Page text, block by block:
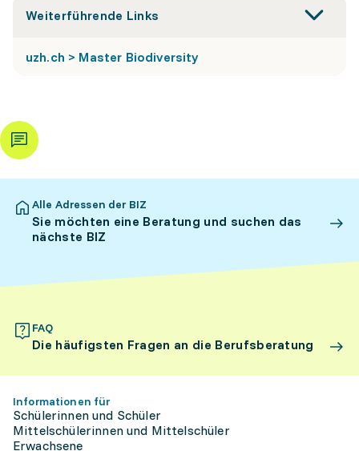
Weiterführende Links
uzh.ch > Master Biodiversity
Alle Adressen der BIZ
Sie möchten eine Beratung und suchen das
nächste BIZ
FAQ
Die häufigsten Fragen an die Berufsberatung
Informationen für
Schülerinnen und Schüler
Mittelschülerinnen und Mittelschüler
Erwachsene